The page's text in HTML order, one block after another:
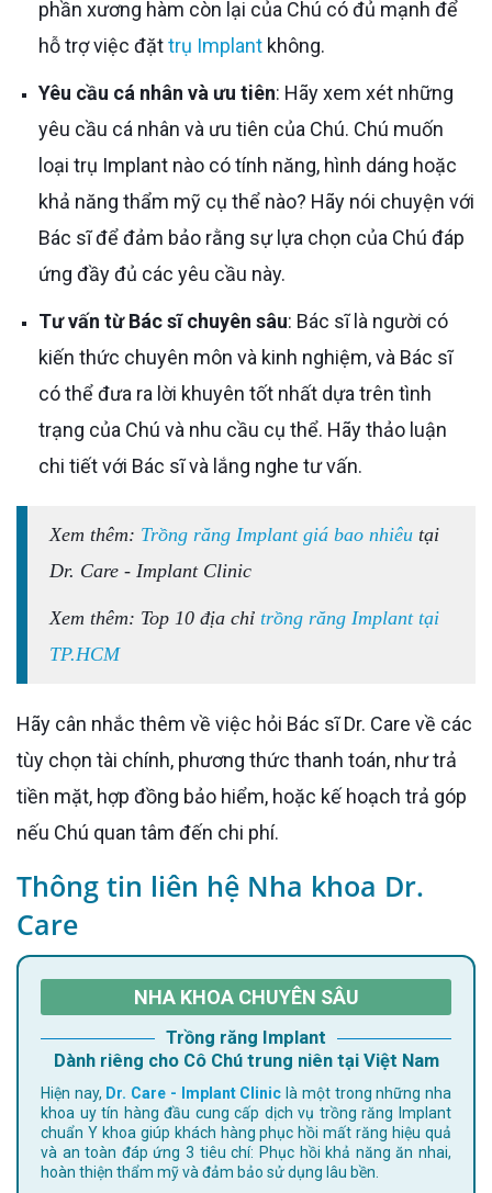
phần xương hàm còn lại của Chú có đủ mạnh để
hỗ trợ việc đặttrụ Implant không.
Yêu cầu cá nhân và ưu tiên: Hãy xem xét những
yêu cầu cá nhân và ưu tiên của Chú. Chú muốn
loại trụ Implant nào có tính năng, hình dáng hoặc
khả năng thẩm mỹ cụ thể nào? Hãy nói chuyện với
Bác sĩ để đảm bảo rằng sự lựa chọn của Chú đáp
ứng đầy đủ các yêu cầu này.
Tư vấn từ Bác sĩ chuyên sâu: Bác sĩ là người có
kiến thức chuyên môn và kinh nghiệm, và Bác sĩ
có thể đưa ra lời khuyên tốt nhất dựa trên tình
trạng của Chú và nhu cầu cụ thể. Hãy thảo luận
chi tiết với Bác sĩ và lắng nghe tư vấn.
Xem thêm: Trồng răng Implant giá bao nhiêu tại
Dr. Care - Implant Clinic
Xem thêm: Top 10 địa chỉ trồng răng Implant tại
TP.HCM
Hãy cân nhắc thêm về việc hỏi Bác sĩ Dr. Care về các
tùy chọn tài chính, phương thức thanh toán, như trả
tiền mặt, hợp đồng bảo hiểm, hoặc kế hoạch trả góp
nếu Chú quan tâm đến chi phí.
Thông tin liên hệ Nha khoa Dr.
Care
NHA KHOA CHUYÊN SÂU
Trồng răng Implant
Dành riêng cho Cô Chú trung niên tại Việt Nam
Hiện nay, Dr. Care - Implant Clinic là một trong những nha
khoa uy tín hàng đầu cung cấp dịch vụ trồng răng Implant
chuẩn Y khoa giúp khách hàng phục hồi mất răng hiệu quả
và an toàn đáp ứng 3 tiêu chí: Phục hồi khả năng ăn nhai,
hoàn thiện thẩm mỹ và đảm bảo sử dụng lâu bền.